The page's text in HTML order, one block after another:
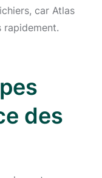
car Atlas
rapidement.
des